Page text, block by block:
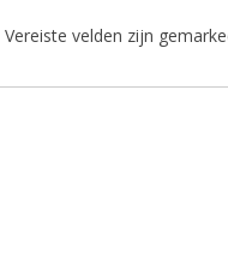
Vereiste velden zijn